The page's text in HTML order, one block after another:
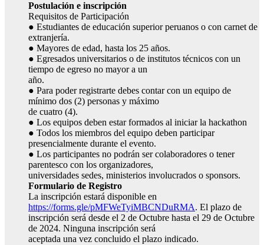
Postulación e inscripción
Requisitos de Participación
● Estudiantes de educación superior peruanos o con carnet de
extranjería.
● Mayores de edad, hasta los 25 años.
● Egresados universitarios o de institutos técnicos con un
tiempo de egreso no mayor a un
año.
● Para poder registrarte debes contar con un equipo de
mínimo dos (2) personas y máximo
de cuatro (4).
● Los equipos deben estar formados al iniciar la hackathon
● Todos los miembros del equipo deben participar
presencialmente durante el evento.
● Los participantes no podrán ser colaboradores o tener
parentesco con los organizadores,
universidades sedes, ministerios involucrados o sponsors.
Formulario de Registro
La inscripción estará disponible en
https://forms.gle/pMFWeTyiMBCNDuRMA. El plazo de
inscripción será desde el 2 de Octubre hasta el 29 de Octubre
de 2024. Ninguna inscripción será
aceptada una vez concluido el plazo indicado.